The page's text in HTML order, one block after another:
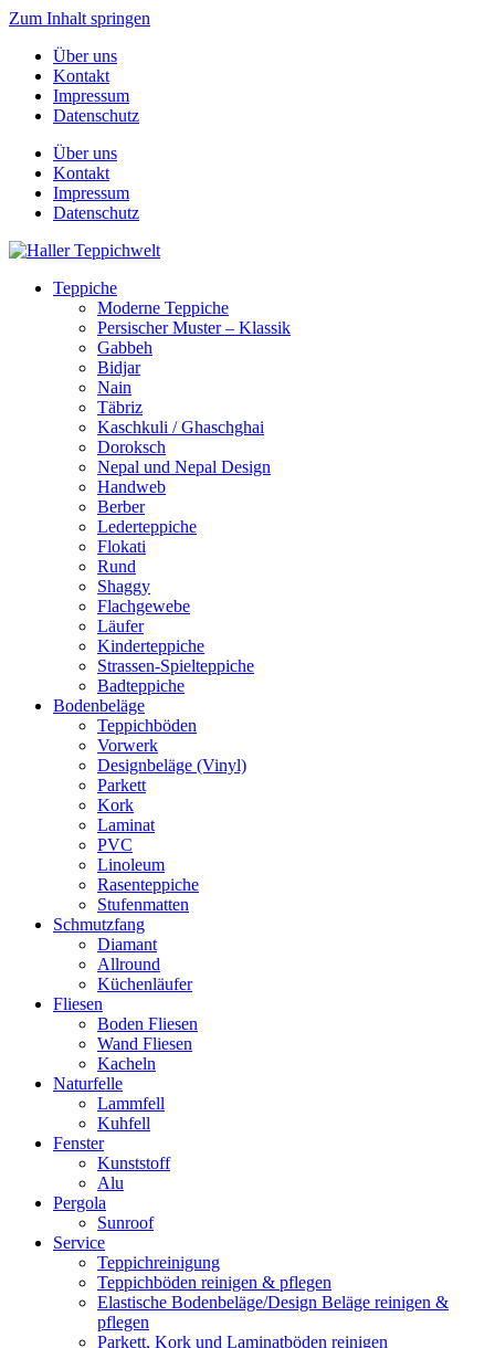
Zum Inhalt springen
Über uns
Kontakt
Impressum
Datenschutz
Über uns
Kontakt
Impressum
Datenschutz
Teppiche
Moderne Teppiche
Persischer Muster – Klassik
Gabbeh
Bidjar
Nain
Täbriz
Kaschkuli / Ghaschghai
Doroksch
Nepal und Nepal Design
Handweb
Berber
Lederteppiche
Flokati
Rund
Shaggy
Flachgewebe
Läufer
Kinderteppiche
Strassen-Spielteppiche
Badteppiche
Bodenbeläge
Teppichböden
Vorwerk
Designbeläge (Vinyl)
Parkett
Kork
Laminat
PVC
Linoleum
Rasenteppiche
Stufenmatten
Schmutzfang
Diamant
Allround
Küchenläufer
Fliesen
Boden Fliesen
Wand Fliesen
Kacheln
Naturfelle
Lammfell
Kuhfell
Fenster
Kunststoff
Alu
Pergola
Sunroof
Service
Teppichreinigung
Teppichböden reinigen & pflegen
Elastische Bodenbeläge/Design Beläge reinigen &
pflegen
Parkett, Kork und Laminatböden reinigen